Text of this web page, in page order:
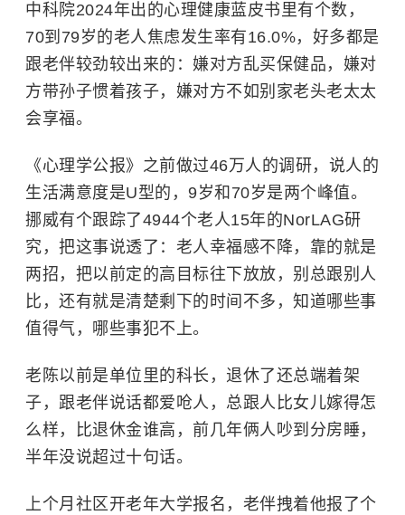
中科院2024年出的心理健康蓝皮书里有个数，
70到79岁的老人焦虑发生率有16.0%，好多都是
跟老伴较劲较出来的：嫌对方乱买保健品，嫌对
方带孙子惯着孩子，嫌对方不如别家老头老太太
会享福。
《心理学公报》之前做过46万人的调研，说人的
生活满意度是U型的，9岁和70岁是两个峰值。
挪威有个跟踪了4944个老人15年的NorLAG研
究，把这事说透了：老人幸福感不降，靠的就是
两招，把以前定的高目标往下放放，别总跟别人
比，还有就是清楚剩下的时间不多，知道哪些事
值得气，哪些事犯不上。
老陈以前是单位里的科长，退休了还总端着架
子，跟老伴说话都爱呛人，总跟人比女儿嫁得怎
么样，比退休金谁高，前几年俩人吵到分房睡，
半年没说超过十句话。
上个月社区开老年大学报名，老伴拽着他报了个